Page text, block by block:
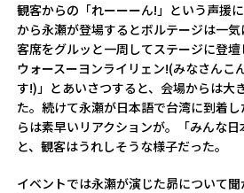
観客からの「れーーーん!」という声援
から永瀬が登場するとボルテージは一気
客席をグルッと一周してステージに登
ウォースーヨンライリェン!(みなさんこ
す!)」とあいさつすると、会場からは大
た。続けて永瀬が日本語で台湾に到着
らは素早いリアクションが。「みんな日
と、観客はうれしそうな様子だった。
イベントでは永瀬が演じた昴について